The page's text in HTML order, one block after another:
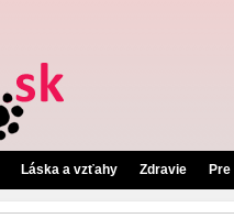
Láska a vzťahy Zdravie